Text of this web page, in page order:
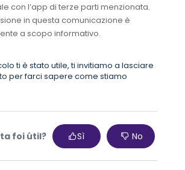
con l’app di terze parti menzionata.
in questa comunicazione è
a scopo informativo.
ti è stato utile, ti invitiamo a lasciare
per farci sapere come stiamo
foi útil? Sì No